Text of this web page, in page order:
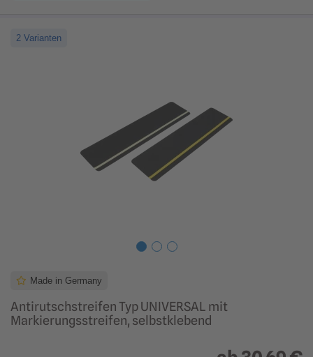
2 Varianten
Made in Germany
Antirutschstreifen Typ UNIVERSAL mit
Markierungsstreifen, selbstklebend